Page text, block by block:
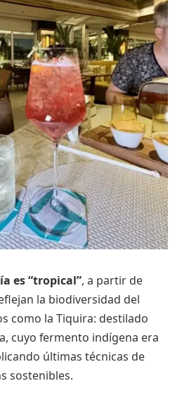
es “tropical”, a partir de
la biodiversidad del
como la Tiquira: destilado
cuyo fermento indígena era
últimas técnicas de
sostenibles.